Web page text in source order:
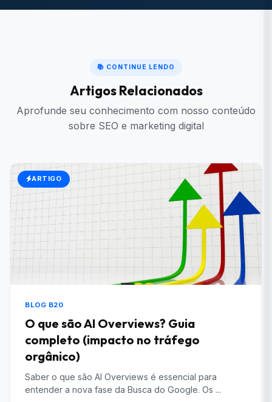
📚 CONTINUE LENDO
Artigos Relacionados
Aprofunde seu conhecimento com nosso conteúdo
sobre SEO e marketing digital
ARTIGO
BLOG B20
O que são AI Overviews? Guia
completo (impacto no tráfego
orgânico)
Saber o que são AI Overviews é essencial para
entender a nova fase da Busca do Google. Os ...